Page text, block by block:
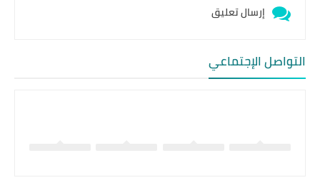
إرسال تعليق
التواصل الإجتماعي